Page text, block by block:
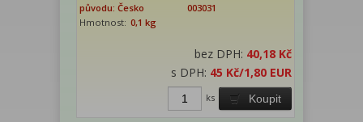
původu: Česko
003031
Hmotnost: 0,1 kg
bez DPH: 40,18 Kč
s DPH: 45 Kč/1,80 EUR
Koupit
ks